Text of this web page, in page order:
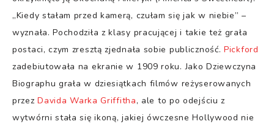
„Kiedy stałam przed kamerą, czułam się jak w niebie” –
wyznała. Pochodziła z klasy pracującej i takie też grała
postaci, czym zresztą zjednała sobie publiczność. Pickford
zadebiutowała na ekranie w 1909 roku. Jako Dziewczyna
Biographu grała w dziesiątkach filmów reżyserowanych
przezDavida Warka Griffitha, ale to po odejściu z
wytwórni stała się ikoną, jakiej ówczesne Hollywood nie